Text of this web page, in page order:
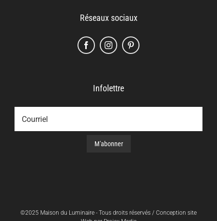
Réseaux sociaux
Infolettre
©2025 Maison du Luminaire - Tous droits réservés / Conception site